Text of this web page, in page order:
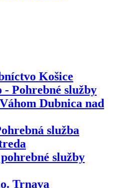
Košice
- Pohrebné služby
Dubnica nad
služba
služby
Trnava